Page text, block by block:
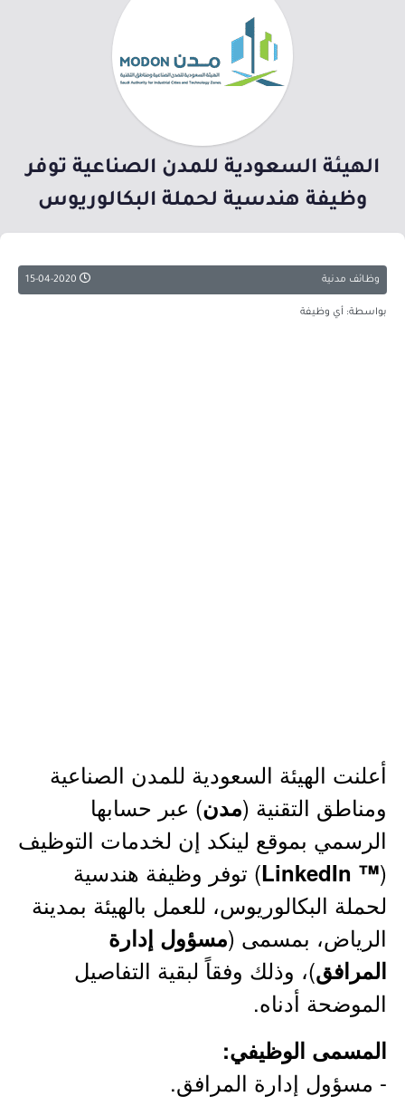
الهيئة السعودية للمدن الصناعية توفر
وظيفة هندسية لحملة البكالوريوس
وظائف مدنية
بواسطة: أي وظيفة
أعلنت الهيئة السعودية للمدن الصناعية
ومناطق التقنية (مدن) عبر حسابها
الرسمي بموقع لينكد إن لخدمات التوظيف
(
™ LinkedIn
) توفر وظيفة هندسية
لحملة البكالوريوس، للعمل بالهيئة بمدينة
الرياض، بمسمى (مسؤول إدارة
المرافق)، وذلك وفقاً لبقية التفاصيل
الموضحة أدناه.
المسمى الوظيفي:
- مسؤول إدارة المرافق.